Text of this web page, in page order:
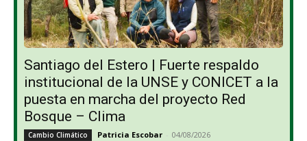
Santiago del Estero | Fuerte respaldo
institucional de la UNSE y CONICET a la
puesta en marcha del proyecto Red
Bosque – Clima
Cambio Climático Patricia Escobar - 04/08/2026